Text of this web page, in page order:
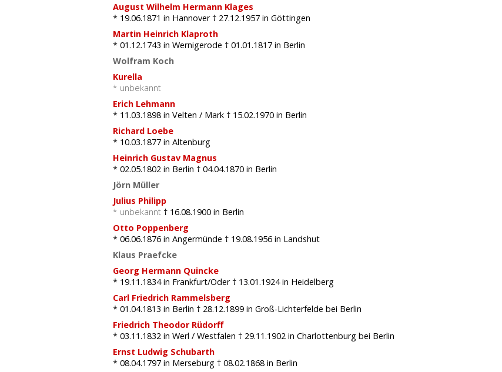
August Wilhelm Hermann Klages
* 19.06.1871 in Hannover † 27.12.1957 in Göttingen
Martin Heinrich Klaproth
* 01.12.1743 in Wernigerode † 01.01.1817 in Berlin
Wolfram Koch
Kurella
* unbekannt
Erich Lehmann
* 11.03.1898 in Velten / Mark † 15.02.1970 in Berlin
Richard Loebe
* 10.03.1877 in Altenburg
Heinrich Gustav Magnus
* 02.05.1802 in Berlin † 04.04.1870 in Berlin
Jörn Müller
Julius Philipp
* unbekannt † 16.08.1900 in Berlin
Otto Poppenberg
* 06.06.1876 in Angermünde † 19.08.1956 in Landshut
Klaus Praefcke
Georg Hermann Quincke
* 19.11.1834in Frankfurt/Oder † 13.01.1924in Heidelberg
Carl Friedrich Rammelsberg
* 01.04.1813 in Berlin † 28.12.1899 in Groß-Lichterfelde bei Berlin
Friedrich Theodor Rüdorff
* 03.11.1832 in Werl / Westfalen † 29.11.1902 in Charlottenburg bei Berlin
Ernst Ludwig Schubarth
* 08.04.1797 in Merseburg † 08.02.1868 in Berlin